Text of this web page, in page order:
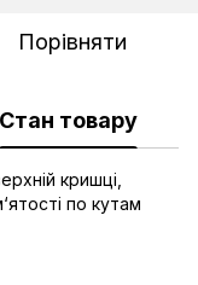
Порівняти
Стан товару
кришці,
по кутам